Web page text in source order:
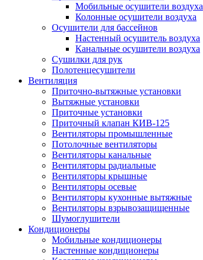
Мобильные осушители воздуха
Колонные осушители воздуха
Осушители для бассейнов
Настенный осушитель воздуха
Канальные осушители воздуха
Сушилки для рук
Полотенцесушители
Вентиляция
Приточно-вытяжные установки
Вытяжные установки
Приточные установки
Приточный клапан КИВ-125
Вентиляторы промышленные
Потолочные вентиляторы
Вентиляторы канальные
Вентиляторы радиальные
Вентиляторы крышные
Вентиляторы осевые
Вентиляторы кухонные вытяжные
Вентиляторы взрывозащищенные
Шумоглушители
Кондиционеры
Мобильные кондиционеры
Настенные кондиционеры